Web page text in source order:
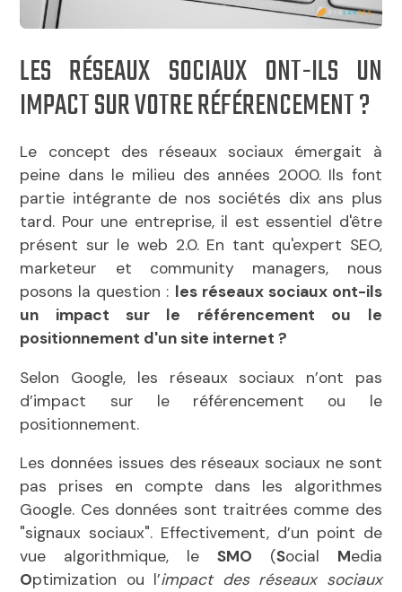
LES RÉSEAUX SOCIAUX ONT-ILS UN
IMPACT SUR VOTRE RÉFÉRENCEMENT ?
Le concept des réseaux sociaux émergait à
peine dans le milieu des années 2000. Ils font
partie intégrante de nos sociétés dix ans plus
tard. Pour une entreprise, il est essentiel d'être
présent sur le web 2.0. En tant qu'expert SEO,
marketeur et community managers, nous
posons la question : les réseaux sociaux ont-ils
un impact sur le référencement ou le
positionnement d'un site internet ?
Selon Google, les réseaux sociaux n’ont pas
d’impact sur le référencement ou le
positionnement.
Les données issues des réseaux sociaux ne sont
pas prises en compte dans les algorithmes
Google. Ces données sont traitrées comme des
"signaux sociaux". Effectivement, d’un point de
vue algorithmique, le SMO (Social Media
Optimization ou l’impact des réseaux sociaux